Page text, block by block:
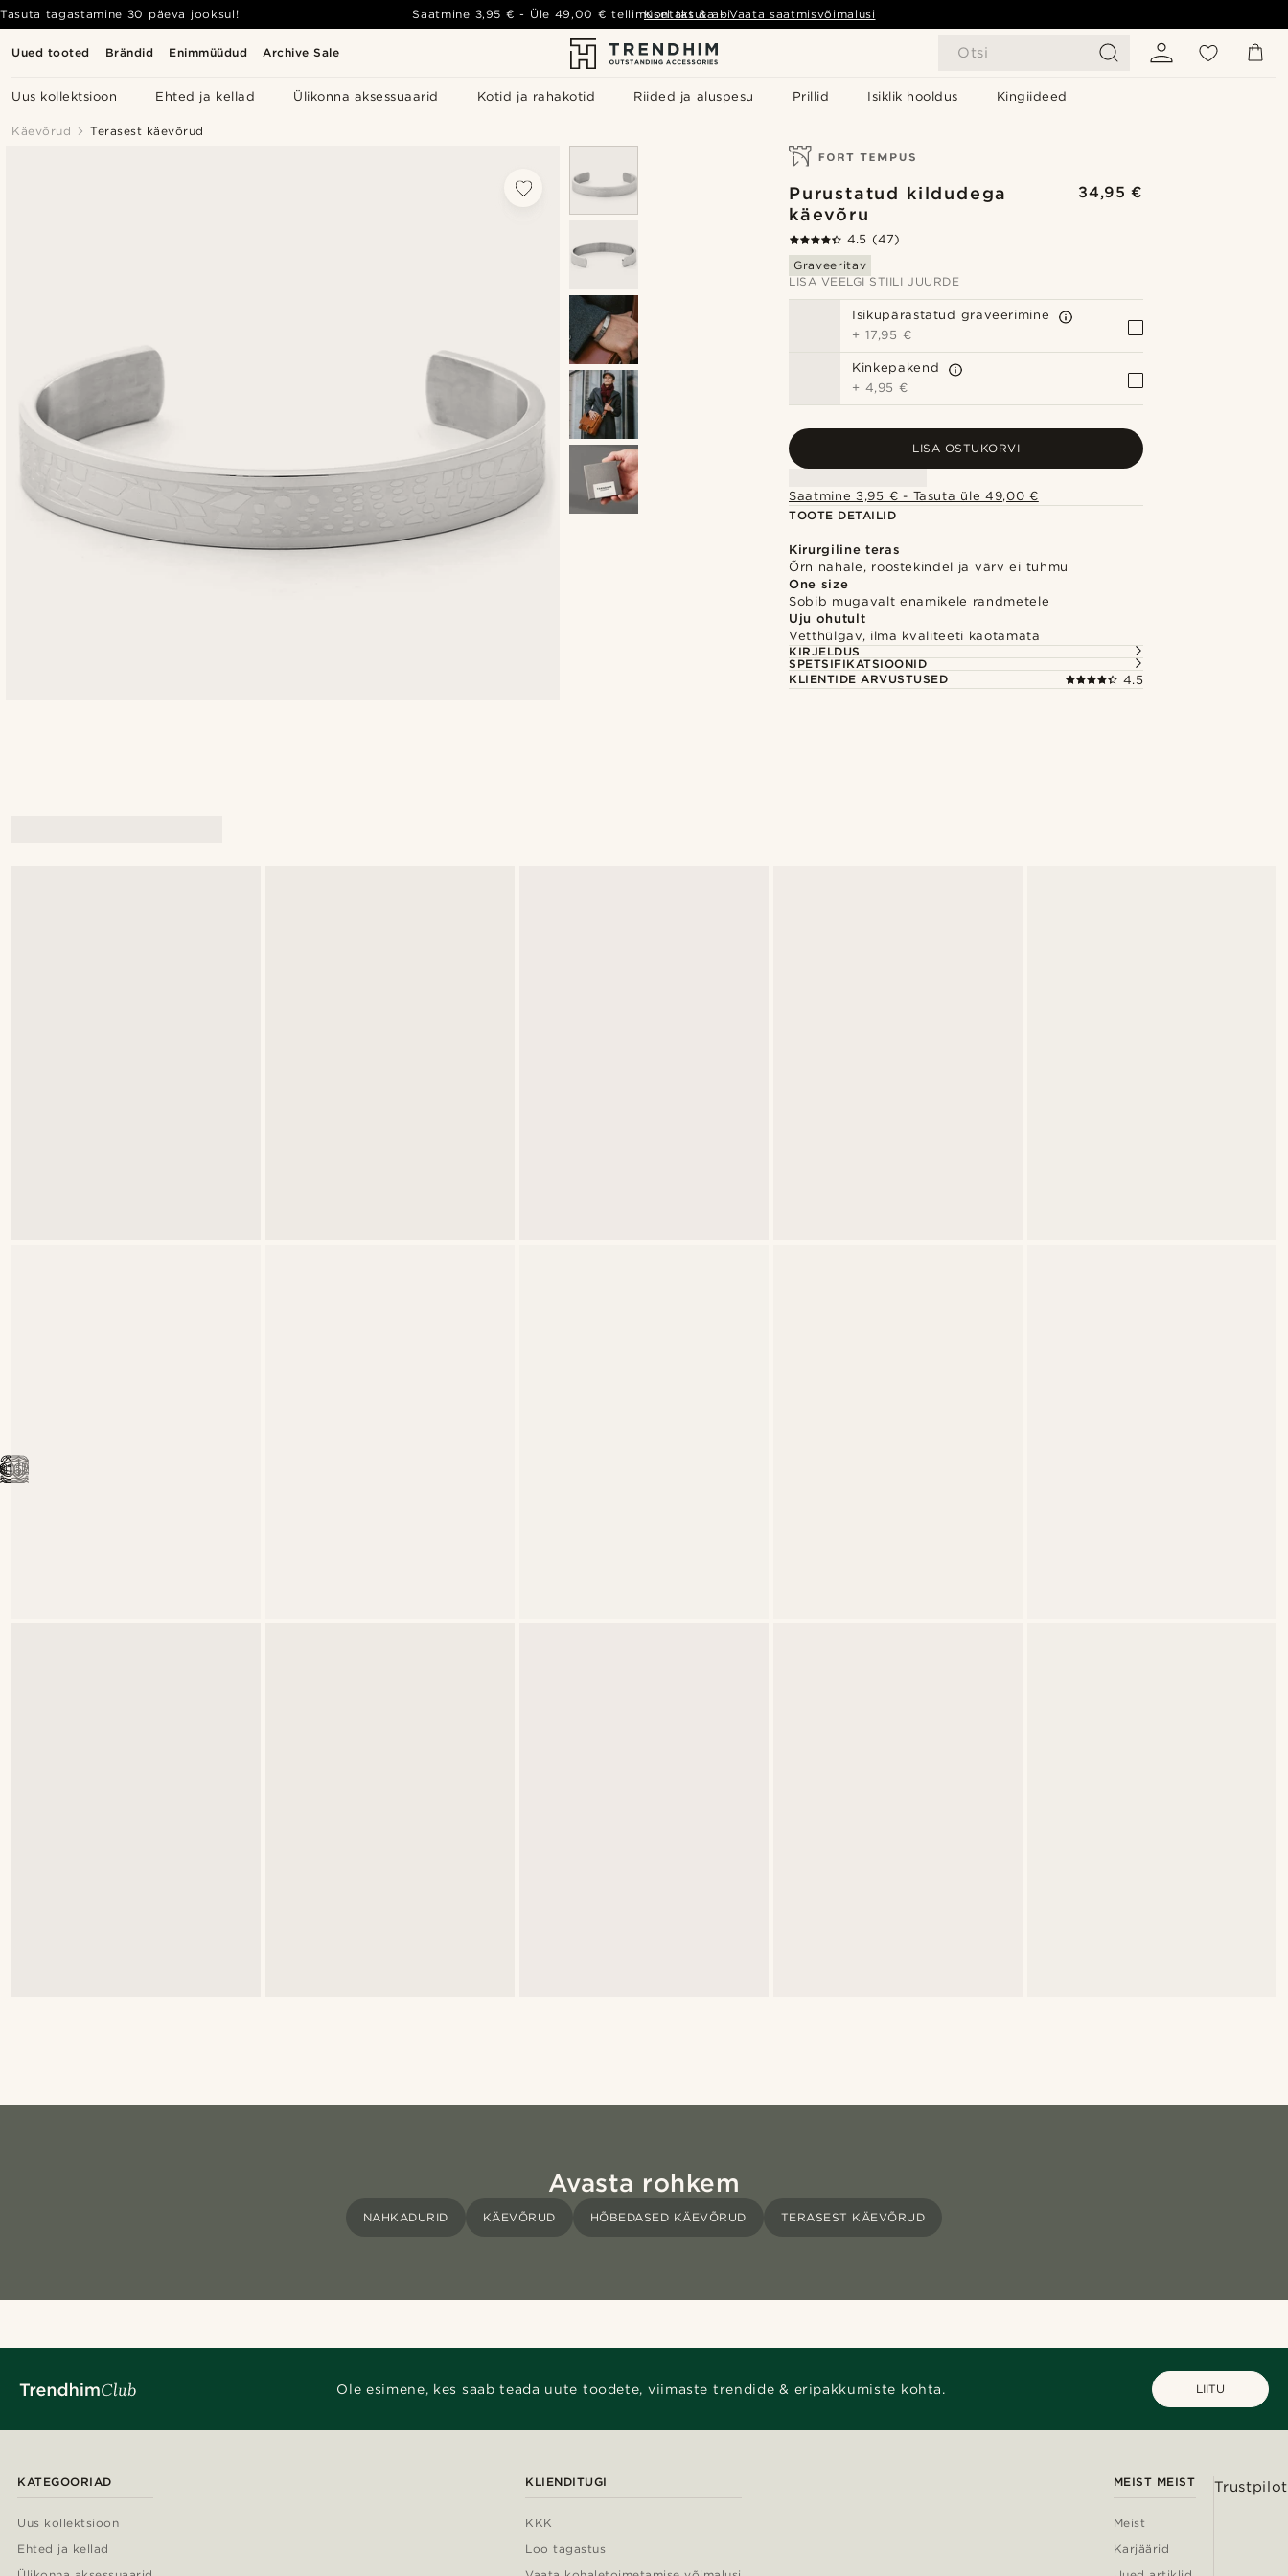
Uued tooted Brändid Enimmüüdud Archive Sale Otsi
Uus kollektsioon Ehted ja kellad Ülikonna aksessuaarid Kotid ja rahakotid Riided ja aluspesu Prillid Isiklik hooldus Kingiideed
Tasuta tagastamine 30 päeva jooksul! Saatmine 3,95 € - Üle 49,00 € tellimusel tasuta- Vaata saatmisvõimalusi
Kontakt & abi
Käevõrud Terasest käevõrud
Purustatud kildudega
käevõru
34,95 €
4.5 (47)
Graveeritav
LISA VEELGI STIILI JUURDE
Isikupärastatud graveerimine
+ 17,95 €
Kinkepakend
+ 4,95 €
LISA OSTUKORVI
Saatmine 3,95 € - Tasuta üle 49,00 €
TOOTE DETAILID
Kirurgiline teras
Õrn nahale, roostekindel ja värv ei tuhmu
One size
Sobib mugavalt enamikele randmetele
Uju ohutult
Vetthülgav, ilma kvaliteeti kaotamata
KIRJELDUS
SPETSIFIKATSIOONID
KLIENTIDE ARVUSTUSED
4.5
Avasta rohkem
NAHKADURID KÄEVÕRUD HÕBEDASED KÄEVÕRUD TERASEST KÄEVÕRUD
Ole esimene, kes saab teada uute toodete, viimaste trendide & eripakkumiste kohta. LIITU
KATEGOORIAD
Uus kollektsioon
Ehted ja kellad
KLIENDITUGI
KKK
Loo tagastus
MEIST MEIST
Meist
Karjäärid
Trustpilot